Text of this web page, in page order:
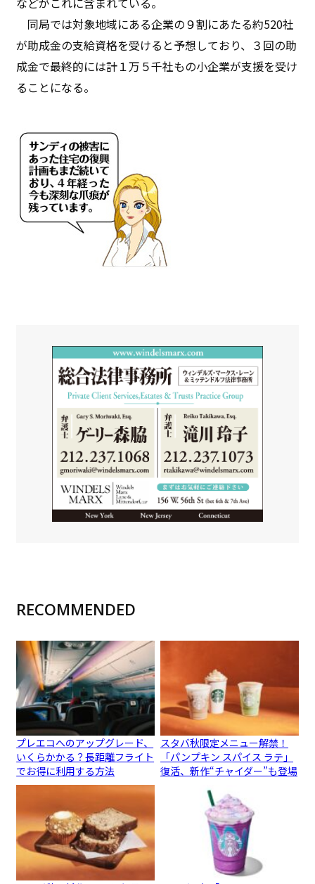
同局では対象地域にある企業の９割にあたる約520社
が助成金の支給資格を受けると予想しており、３回の助
成金で最終的には計１万５千社もの小企業が支援を受け
ることになる。
RECOMMENDED
プレエコへのアップグレード、
いくらかかる？長距離フライト
でお得に利用する方法
スタバ秋限定メニュー解禁！
「パンプキン スパイス ラテ」
復活、新作“チャイダー”も登場